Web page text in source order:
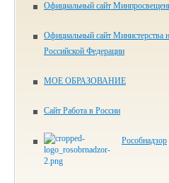
Официальный сайт
Официальный сайт Министерства
Российской Федерации
МОЕ ОБРАЗОВАНИЕ
Сайт Работа в России
Рособнадзор